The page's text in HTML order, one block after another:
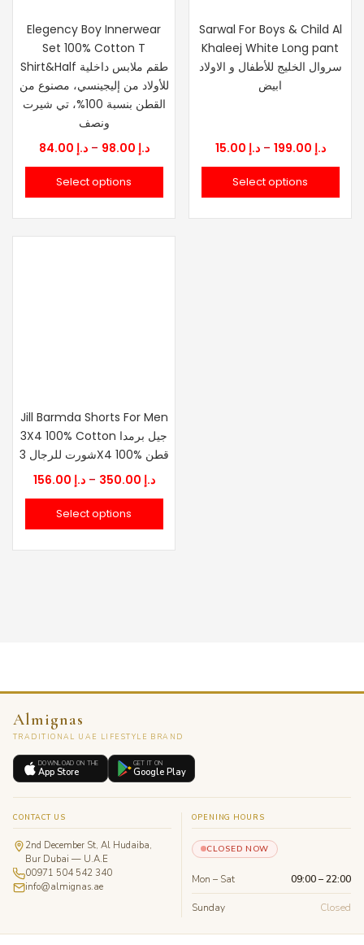
Elegency Boy Innerwear
Set 100% Cotton T
Shirt&Half طقم ملابس داخلية
للأولاد من إليجينسي، مصنوع من
القطن بنسبة 100%، تي شيرت
ونصف
د.إ – د.إPrice
range:
Select options
Sarwal For Boys & Child Al
Khaleej White Long pant
سروال الخليج للأطفال و الاولاد
ابيض
د.إ – د.إPrice
range:
Select options
Jill Barmda Shorts For Men
3X4 100% Cotton جيل برمدا
شورت للرجال 3X4 100% قطن
د.إ – د.إPrice
range:
Select options
Almignas
TRADITIONAL UAE LIFESTYLE BRAND
DOWNLOAD ON THE
App Store
GET IT ON
Google Play
CONTACT US
2nd December St, Al Hudaiba,
Bur Dubai — U.A.E
00971 504 542 340
info@almignas.ae
OPENING HOURS
CLOSED NOW
Mon – Sat 09:00 – 22:00
Sunday Closed